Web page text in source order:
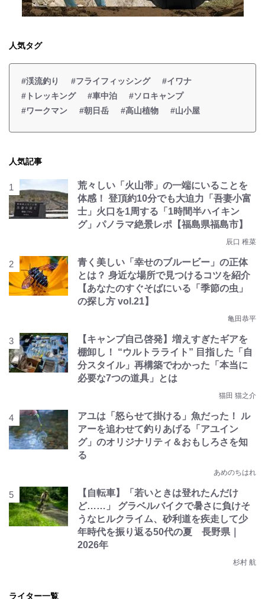
人気タグ
#渓流釣り #フライフィッシング
#イワナ
#トレッキング
#車中泊
#ソロキャンプ
#ワークマン
#朝日岳 #高山植物 #山小屋
人気記事
荒々しい「火山帯」の一端にいることを
体感！ 登頂約10分でも大迫力「吾妻小富
士」火口を1周する「1時間半ハイキン
グ」パノラマ絶景レポ【福島県福島市】
辰口 稚菜
青く美しい「幸せのブルービー」の正体
とは？ 身近な場所で見つけるコツを紹介
【あなたのすぐそばにいる「季節の虫」
の探し方 vol.21】
亀田恭平
【キャンプ自己啓発】増えすぎたギアを
棚卸し！ “ウルトラライト” 目指した「自
分スタイル」再構築でわかった「本当に
必要な7つの道具」とは
猫田 猫之介
アユは「怒らせて掛ける」魚だった！ ル
アーを追わせて釣りあげる「アユイン
グ」のオリジナリティ＆おもしろさを知
る
あめのちはれ
【自転車】「若いときは登れたんだけ
ど……」 グラベルバイクで暑さに負けそ
うなヒルクライム、砂利道を疾走して少
年時代を振り返る50代の夏 長野県｜
2026年
杉村 航
ライター一覧